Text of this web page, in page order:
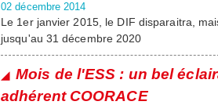
02 décembre 2014
Le 1er janvier 2015, le DIF disparaitra,
jusqu'au 31 décembre 2020
Mois de l'ESS : un bel
adhérent COORACE